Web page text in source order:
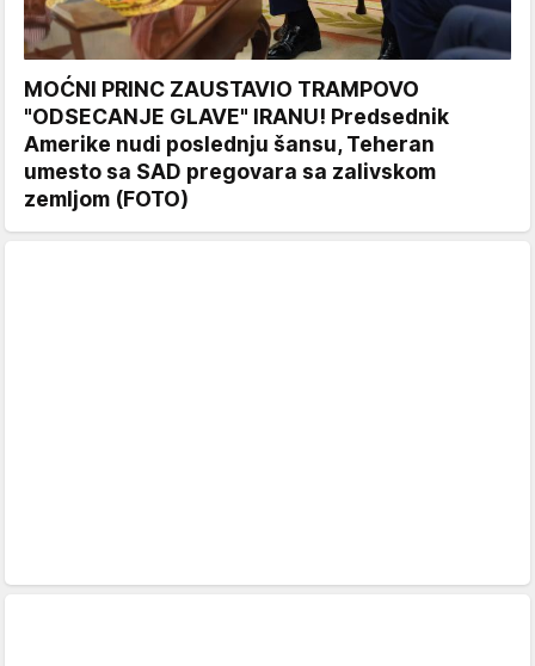
MOĆNI PRINC ZAUSTAVIO TRAMPOVO
"ODSECANJE GLAVE" IRANU! Predsednik
Amerike nudi poslednju šansu, Teheran
umesto sa SAD pregovara sa zalivskom
zemljom (FOTO)